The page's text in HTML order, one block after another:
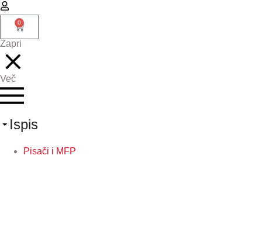
0
Zapri
Več
Ispis
Pisači i MFP